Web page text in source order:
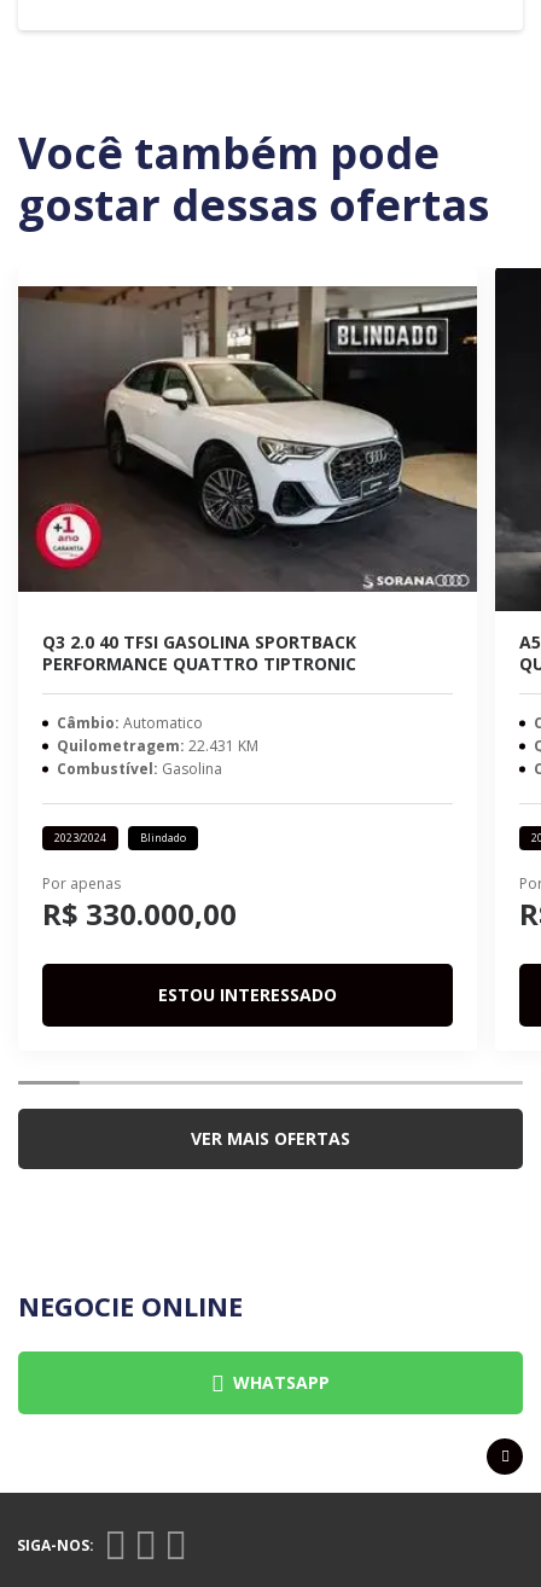
Você também pode
gostar dessas ofertas
Q3 2.0 40 TFSI GASOLINA SPORTBACK
PERFORMANCE QUATTRO TIPTRONIC
Câmbio: Automatico
Quilometragem: 22.431 KM
Combustível: Gasolina
2023/2024 Blindado
Por apenas
R$ 330.000,00
ESTOU INTERESSADO
VER MAIS OFERTAS
NEGOCIE ONLINE
WHATSAPP
SIGA-NOS: